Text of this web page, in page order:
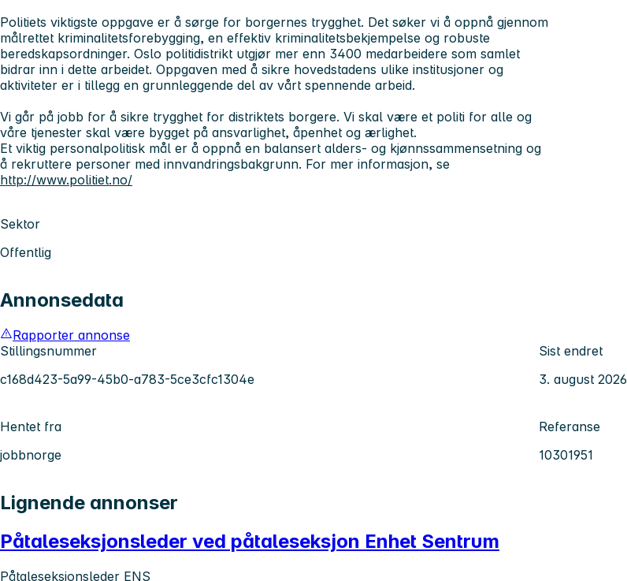
Politiets viktigste oppgave er å sørge for borgernes trygghet. Det søker vi å oppnå gjennom
målrettet kriminalitetsforebygging, en effektiv kriminalitetsbekjempelse og robuste
beredskapsordninger. Oslo politidistrikt utgjør mer enn 3400 medarbeidere som samlet
bidrar inn i dette arbeidet. Oppgaven med å sikre hovedstadens ulike institusjoner og
aktiviteter er i tillegg en grunnleggende del av vårt spennende arbeid.
Vi går på jobb for å sikre trygghet for distriktets borgere. Vi skal være et politi for alle og
våre tjenester skal være bygget på ansvarlighet, åpenhet og ærlighet.
Et viktig personalpolitisk mål er å oppnå en balansert alders- og kjønnssammensetning og
å rekruttere personer med innvandringsbakgrunn. For mer informasjon, se
http://www.politiet.no/
Sektor
Offentlig
Annonsedata
Rapporter annonse
Stillingsnummer
c168d423-5a99-45b0-a783-5ce3cfc1304e
Sist endret
3. august 2026
Hentet fra
jobbnorge
Referanse
10301951
Lignende annonser
Påtaleseksjonsleder ved påtaleseksjon Enhet Sentrum
Påtaleseksjonsleder ENS